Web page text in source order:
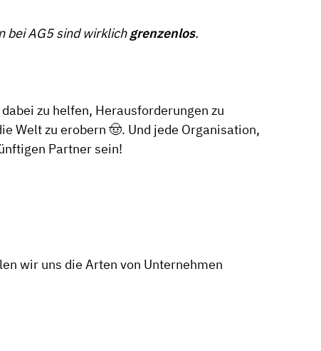
bei AG5 sind wirklichgrenzenlos.
zu helfen, Herausforderungen zu
Welt zu erobern 🤠. Und jede Organisation,
Partner sein!
wir uns die Arten von Unternehmen